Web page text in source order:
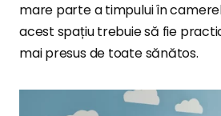
mare parte a timpului în
acest spațiu trebuie să fie
mai presus de toate sănătos.